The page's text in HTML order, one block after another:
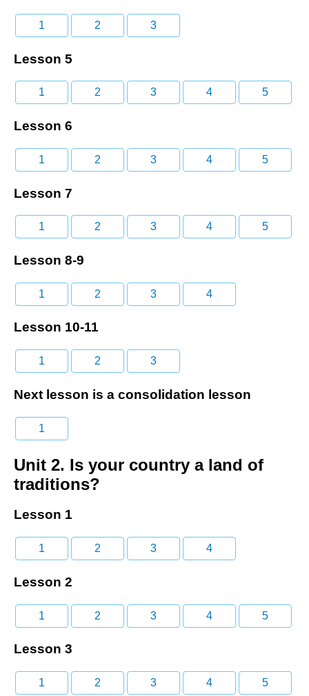
1 2 3
Lesson 5
1 2 3 4 5
Lesson 6
1 2 3 4 5
Lesson 7
1 2 3 4 5
Lesson 8-9
1 2 3 4
Lesson 10-11
1 2 3
Next lesson is a consolidation lesson
1
Unit 2. Is your country a land of
traditions?
Lesson 1
1 2 3 4
Lesson 2
1 2 3 4 5
Lesson 3
1 2 3 4 5